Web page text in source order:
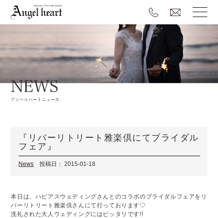
『リバーリトリート雅楽倶にてブライダル
フェア』
News 投稿日： 2015-01-18
本日は、ハピアスウェディングさんとのコラボのブライダルフェアをリ
バーリトリート雅楽倶さんにて行っております♡
洗礼された大人ウェディングにはピッタリです!!